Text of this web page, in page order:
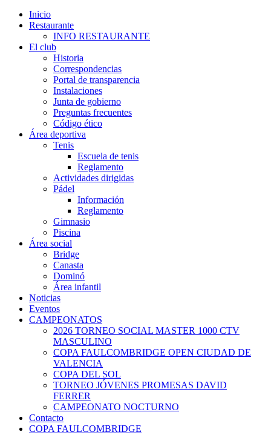
Inicio
Restaurante
INFO RESTAURANTE
El club
Historia
Correspondencias
Portal de transparencia
Instalaciones
Junta de gobierno
Preguntas frecuentes
Código ético
Área deportiva
Tenis
Escuela de tenis
Reglamento
Actividades dirigidas
Pádel
Información
Reglamento
Gimnasio
Piscina
Área social
Bridge
Canasta
Dominó
Área infantil
Noticias
Eventos
CAMPEONATOS
2026 TORNEO SOCIAL MASTER 1000 CTV
MASCULINO
COPA FAULCOMBRIDGE OPEN CIUDAD DE
VALENCIA
COPA DEL SOL
TORNEO JÓVENES PROMESAS DAVID
FERRER
CAMPEONATO NOCTURNO
Contacto
COPA FAULCOMBRIDGE